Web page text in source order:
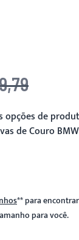
opções de
de Couro
**para
para você.